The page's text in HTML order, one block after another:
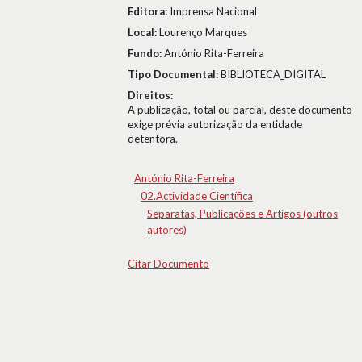
Editora: Imprensa Nacional
Local:Lourenço Marques
Fundo:António Rita-Ferreira
Tipo Documental:BIBLIOTECA_DIGITAL
Direitos:
A publicação, total ou parcial, deste documento
exige prévia autorização da entidade
detentora.
António Rita-Ferreira
02.Actividade Científica
Separatas, Publicações e Artigos (outros
autores)
Citar Documento